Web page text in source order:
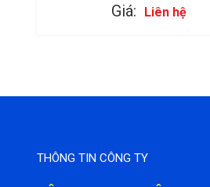
Giá: Liên hệ
THÔNG TIN CÔNG TY